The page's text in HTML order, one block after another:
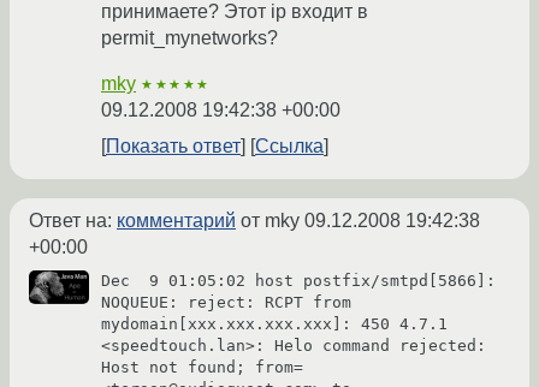
принимаете? Этот ip входит в
permit_mynetworks?
mky ★★★★★
09.12.2008 19:42:38 +00:00
Показать ответ
Ссылка
Ответ на: комментарий от mky 09.12.2008 19:42:38
+00:00
Dec  9 01:05:02 host postfix/smtpd[5866]:
NOQUEUE: reject: RCPT from
mydomain[xxx.xxx.xxx.xxx]: 450 4.7.1
<speedtouch.lan>: Helo command rejected:
Host not found; from=